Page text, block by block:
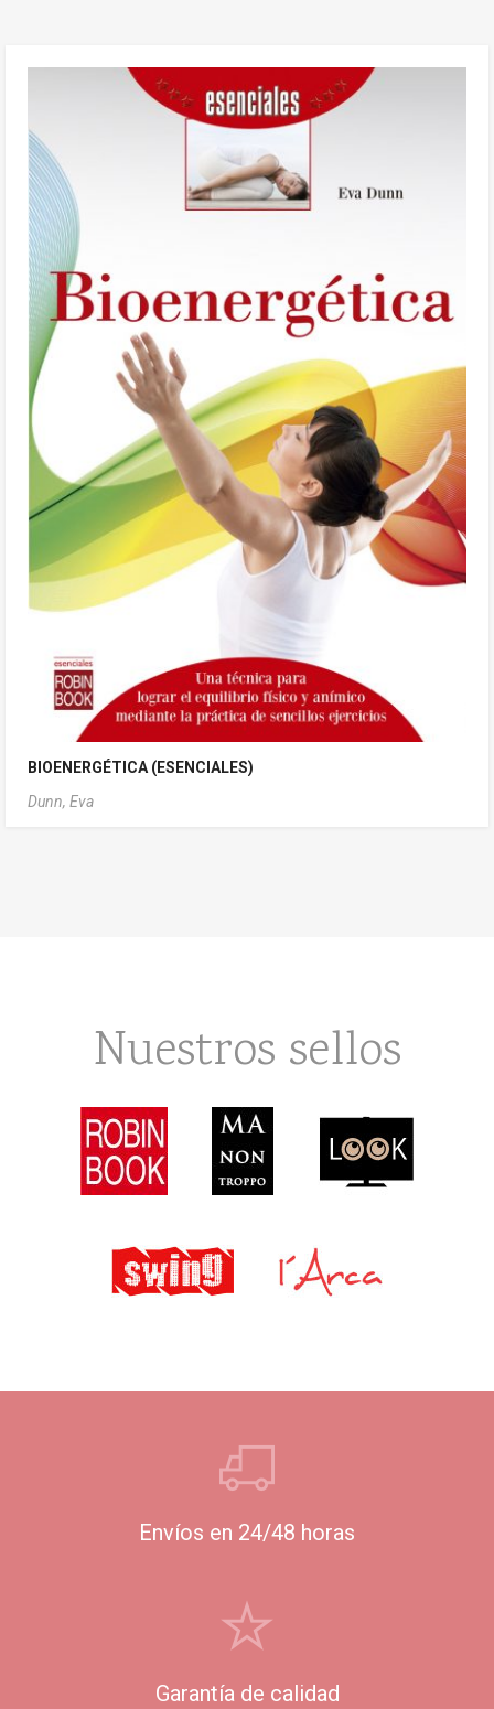
BIOENERGÉTICA (ESENCIALES)
Dunn, Eva
Nuestros sellos
Envíos en 24/48 horas
Garantía de calidad